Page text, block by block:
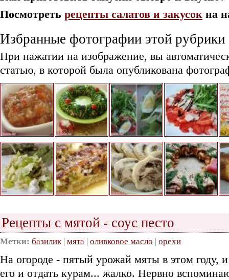
Посмотреть рецепты салатов и закусок на
Избранные фотографии этой рубрики
При нажатии на изображение, вы
статью, в которой была опубликована
Рецепты с мятой - соус песто
Метки: базилик| мята | оливковое масло | орехи
На огороде - пятый урожай мяты в этом году, и
его и отдать курам... жалко. Нервно